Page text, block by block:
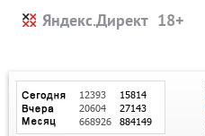
Яндекс.Директ